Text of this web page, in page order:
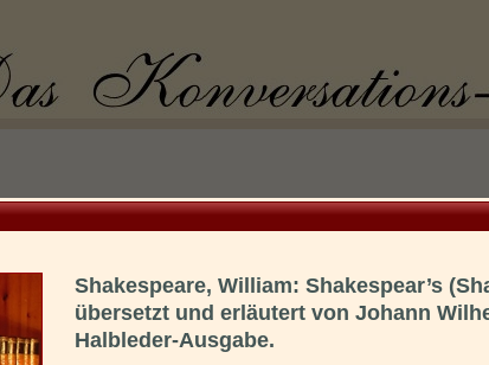
Shakespeare, William: Shakespear’s
übersetzt und erläutert von Johann
Halbleder-Ausgabe.